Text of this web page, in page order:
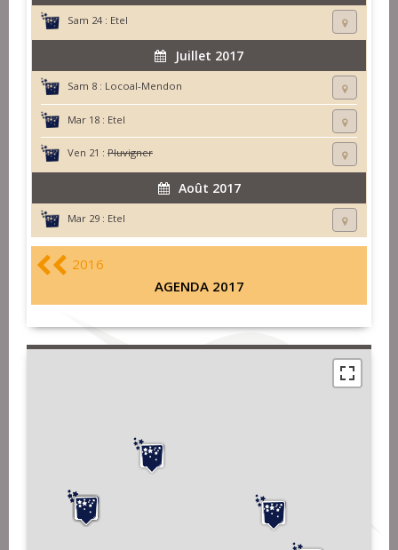
Sam 24 : Etel
Juillet 2017
Sam 8 : Locoal-Mendon
Mar 18 : Etel
Ven 21 : Pluvigner
Août 2017
Mar 29 : Etel
2016
AGENDA 2017